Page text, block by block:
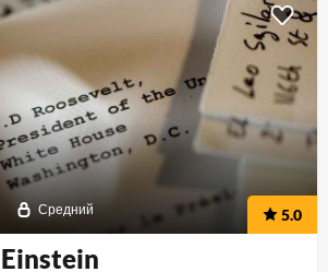
Средний 5.0